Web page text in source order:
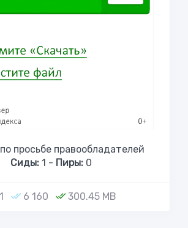
просьбе правообладателей
Сиды:1 - Пиры:0
6 160 300.45 MB